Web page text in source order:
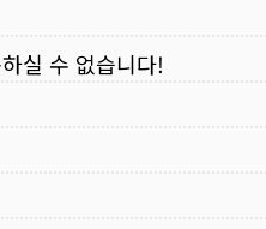
실 수 없습니다!